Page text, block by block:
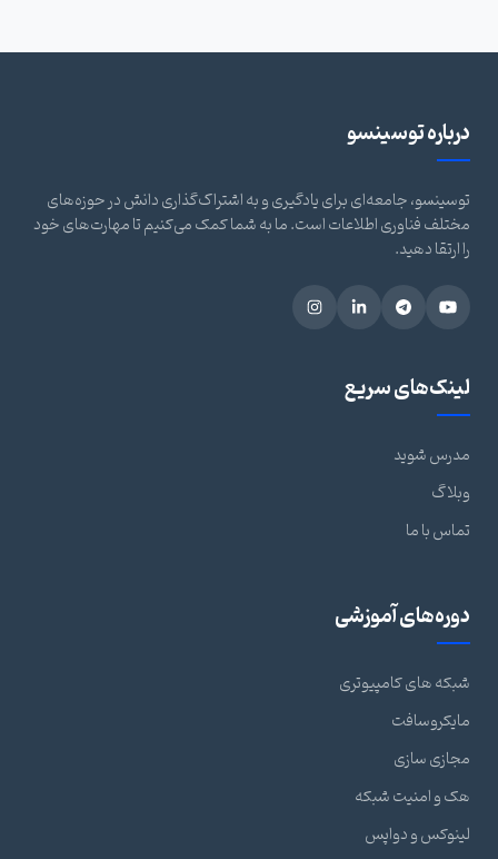
درباره توسینسو
توسینسو، جامعه‌ای برای یادگیری و به اشتراک‌گذاری دانش در حوزه‌های
مختلف فناوری اطلاعات است. ما به شما کمک می‌کنیم تا مهارت‌های خود
را ارتقا دهید.
لینک‌های سریع
مدرس شوید
وبلاگ
تماس با ما
دوره‌های آموزشی
شبکه های کامپیوتری
مایکروسافت
مجازی سازی
هک و امنیت شبکه
لینوکس و دواپس